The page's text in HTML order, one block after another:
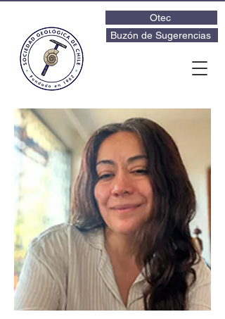
Otec
Buzón de Sugerencias